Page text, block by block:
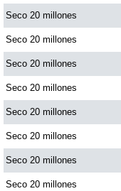
Seco 20 millones
Seco 20 millones
Seco 20 millones
Seco 20 millones
Seco 20 millones
Seco 20 millones
Seco 20 millones
Seco 20 millones